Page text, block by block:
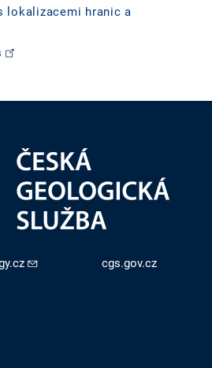
lokalizacemi hranic a
cgs.gov.cz